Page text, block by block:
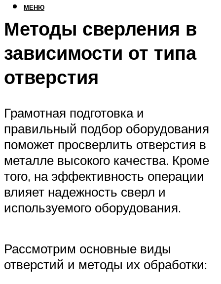
МЕНЮ
Методы сверления в
зависимости от типа
отверстия
Грамотная подготовка и
правильный подбор оборудования
поможет просверлить отверстия в
металле высокого качества. Кроме
того, на эффективность операции
влияет надежность сверл и
используемого оборудования.
Рассмотрим основные виды
отверстий и методы их обработки: